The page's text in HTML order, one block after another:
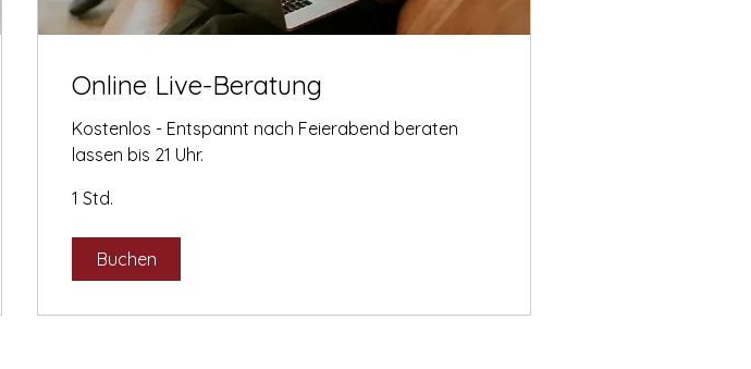
Online Live-Beratung
Kostenlos - Entspannt nach Feierabend beraten
lassen bis 21 Uhr.
1 Std.
Buchen